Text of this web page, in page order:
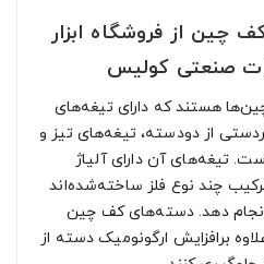
چین از فروشگاه ابزار
صنعتی کولیس
هستند که دارای تیغه‌های
از دودسته، تیغه‌های تیز و
تیغه‌های آن دارای آلیاژ
چند نوع فلز ساخته‌شده‌اند
دهد. دسته‌های کف چین
برافزایش ارگونومیک دسته از